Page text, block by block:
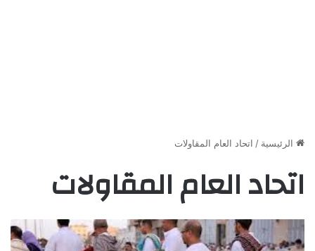
الرئيسية / اتحاد العام المقاولات
اتحاد العام المقاولات